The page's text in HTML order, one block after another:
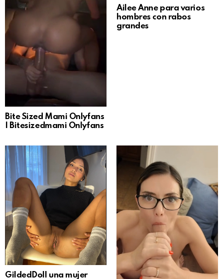
Bite Sized Mami Onlyfans
| Bitesizedmami Onlyfans
Ailee Anne para varios
hombres con rabos
grandes
GildedDoll una mujer